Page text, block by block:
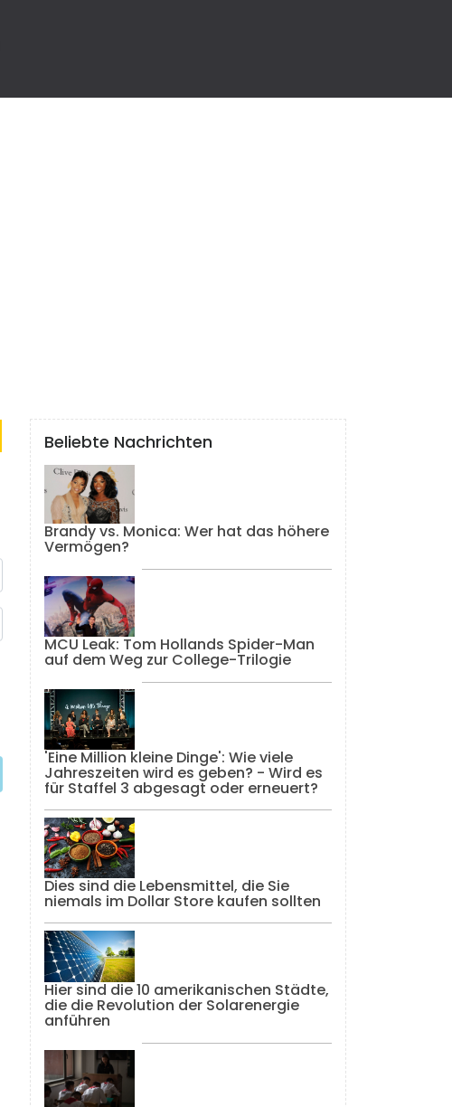
Beliebte Nachrichten
Brandy vs. Monica: Wer hat das höhere
Vermögen?
MCU Leak: Tom Hollands Spider-Man
auf dem Weg zur College-Trilogie
'Eine Million kleine Dinge': Wie viele
Jahreszeiten wird es geben? - Wird es
für Staffel 3 abgesagt oder erneuert?
Dies sind die Lebensmittel, die Sie
niemals im Dollar Store kaufen sollten
Hier sind die 10 amerikanischen Städte,
die die Revolution der Solarenergie
anführen